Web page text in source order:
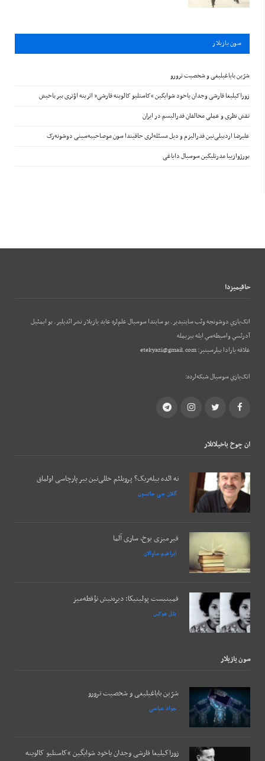
سون يازيلار
شرّین بایاغیلیغی و شخصیت ترورو
زوراکیلیغا قارشی وجدان یاخود شوایگین “کاستلیو کالوینه قارشی” اثرینه اؤتری بیر باخیش
نقش نظری و عملی مخالفان فدرالیسم در ایران
علیرضا اردبیلی‌نین فدرالیزم و دیل مسئله‌لری حاقیندا سون موصاحیبه‌سینی دوشونه‌رک
بورژوازییا مدرنلیگین سوسیال دایاغی
حاقيميزدا
اتک‌يازي دوشونجه وئب‌ سايتيدير. بو سايتدا سوسيال علم‌لره عايد يازيلار نشر ائديلير. بو ایمئيل
آدرئسي واسيطه‌سي ايله بيزيمله
علاقه يارادا بيلرسينيز:etekyazi@gmail.com
اتک‌يازي سوسيال شبکه‌لرده:
Facebook
Twitter
Instagram
Telegram
ان چوخ باخيلانلار
نه ائده بیله‌ریک؟ پروبلئم حللی‌نین بیر پارچاسی اولماق
آللان جی جانسون
قیرمیزی یوخ، ساری آلما
ابراهیم ساوالان
فمینیست پولیتیکا: دیره‌نیش نؤقطه‌میز
بئل هوکس
سون يازيلار
شرّین بایاغیلیغی و شخصیت ترورو
جواد عباسی
زوراکیلیغا قارشی وجدان یاخود شوایگین “کاستلیو کالوینه